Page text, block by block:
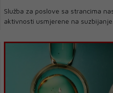
Služba za poslove sa strancima
aktivnosti usmjerene na